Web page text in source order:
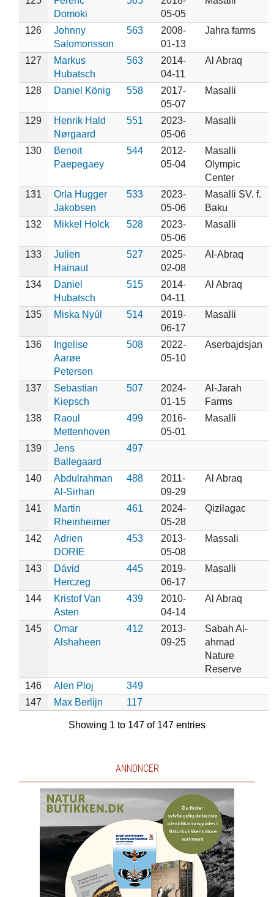
Domoki
05-05
126
Johnny
Salomonsson
563
2008-
01-13
Jahra farms
127
Markus
Hubatsch
563
2014-
04-11
Al Abraq
128 Daniel König 558
2017-
05-07
Masalli
129
Henrik Hald
Nørgaard
551
2023-
05-06
Masalli
130
Benoit
Paepegaey
544
2012-
05-04
Masalli
Olympic
Center
131
Orla Hugger
Jakobsen
533
2023-
05-06
Masalli SV. f.
Baku
132
Mikkel Holck 528
2023-
05-06
Masalli
133
Julien
Hainaut
527
2025-
02-08
Al-Abraq
134
Daniel
Hubatsch
515
2014-
04-11
Al Abraq
135 Miska Nyúl 514
2019-
06-17
Masalli
136
Ingelise
Aarøe
Petersen
508
2022-
05-10
Aserbajdsjan
137
Sebastian
Kiepsch
507
2024-
01-15
Al-Jarah
Farms
138
Raoul
Mettenhoven
499
2016-
05-01
Masalli
139
Jens
Ballegaard
497
140
Abdulrahman
Al-Sirhan
488
2011-
09-29
Al Abraq
141
Martin
Rheinheimer
461
2024-
05-28
Qizilagac
142
Adrien
DORIE
453
2013-
05-08
Massali
143
Dávid
Herczeg
445
2019-
06-17
Masalli
144
Kristof Van
Asten
439
2010-
04-14
Al Abraq
145
Omar
Alshaheen
412
2013-
09-25
Sabah Al-
ahmad
Nature
Reserve
146
Alen Ploj
349
147
Max Berlijn 117
Showing 1 to 147 of 147 entries
ANNONCER